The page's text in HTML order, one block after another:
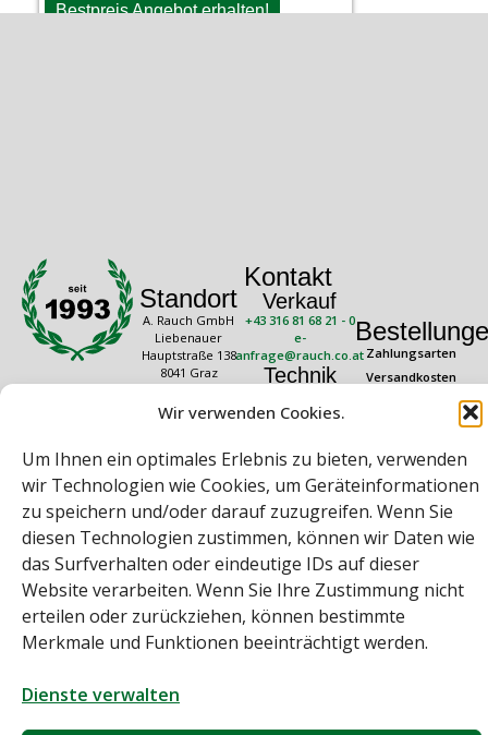
Wir verwenden Cookies.
Um Ihnen ein optimales Erlebnis zu bieten, verwenden
wir Technologien wie Cookies, um Geräteinformationen
zu speichern und/oder darauf zuzugreifen. Wenn Sie
diesen Technologien zustimmen, können wir Daten wie
das Surfverhalten oder eindeutige IDs auf dieser
Website verarbeiten. Wenn Sie Ihre Zustimmung nicht
erteilen oder zurückziehen, können bestimmte
Merkmale und Funktionen beeinträchtigt werden.
Dienste verwalten
Bestpreis Angebot erhalten!
Standort
A. Rauch GmbH
Liebenauer
Hauptstraße 138
8041 Graz
Öffnungszeiten
Mo – Do: 08:00 –
16:30 Uhr
Freitag: 08:00 –
14:30 Uhr
Kontakt
Verkauf
+43 316 81 68 21 - 0
e-
anfrage@rauch.co.at
Technik
20
Zahlungsarten
Versandkosten
Rechtliches
Datenschutz
Impressum
A. Rauch GmbH – Ihr Experte aus Österreich für Waagen, Eich- &